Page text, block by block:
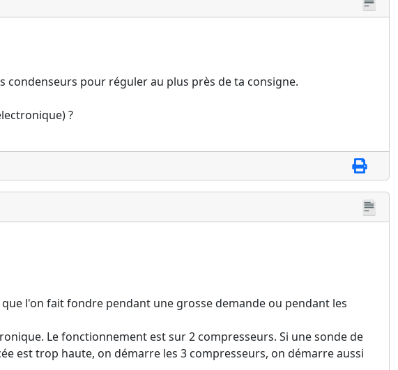
pour réguler au plus près de ta consigne.
?
l'on fait fondre pendant une grosse demande ou pendant les
Le fonctionnement est sur 2 compresseurs. Si une sonde de
est trop haute, on démarre les 3 compresseurs, on démarre aussi